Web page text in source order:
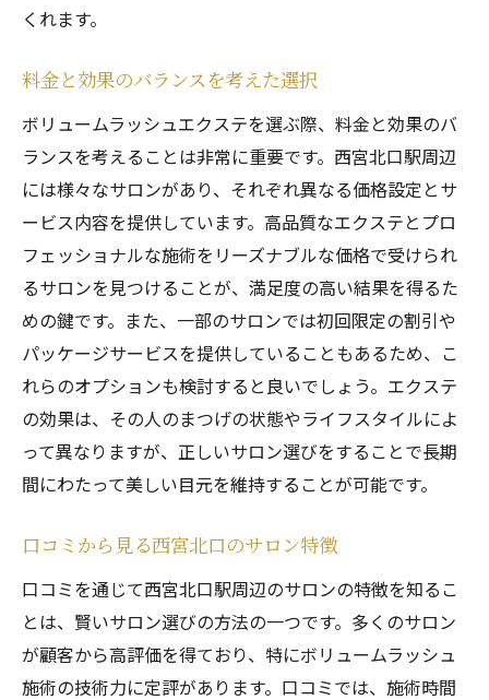
くれます。
料金と効果のバランスを考えた選択
ボリュームラッシュエクステを選ぶ際、料金と効果のバ
ランスを考えることは非常に重要です。西宮北口駅周辺
には様々なサロンがあり、それぞれ異なる価格設定とサ
ービス内容を提供しています。高品質なエクステとプロ
フェッショナルな施術をリーズナブルな価格で受けられ
るサロンを見つけることが、満足度の高い結果を得るた
めの鍵です。また、一部のサロンでは初回限定の割引や
パッケージサービスを提供していることもあるため、こ
れらのオプションも検討すると良いでしょう。エクステ
の効果は、その人のまつげの状態やライフスタイルによ
って異なりますが、正しいサロン選びをすることで長期
間にわたって美しい目元を維持することが可能です。
口コミから見る西宮北口のサロン特徴
口コミを通じて西宮北口駅周辺のサロンの特徴を知るこ
とは、賢いサロン選びの方法の一つです。多くのサロン
が顧客から高評価を得ており、特にボリュームラッシュ
施術の技術力に定評があります。口コミでは、施術時間